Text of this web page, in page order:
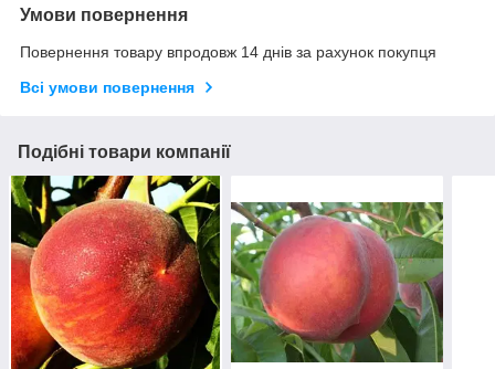
Умови повернення
Повернення товару впродовж 14 днів за рахунок покупця
Всі умови повернення
Подібні товари компанії